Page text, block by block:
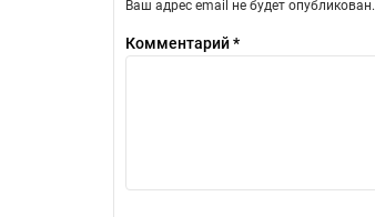
Ваш адрес email не будет опубликован.
Комментарий*